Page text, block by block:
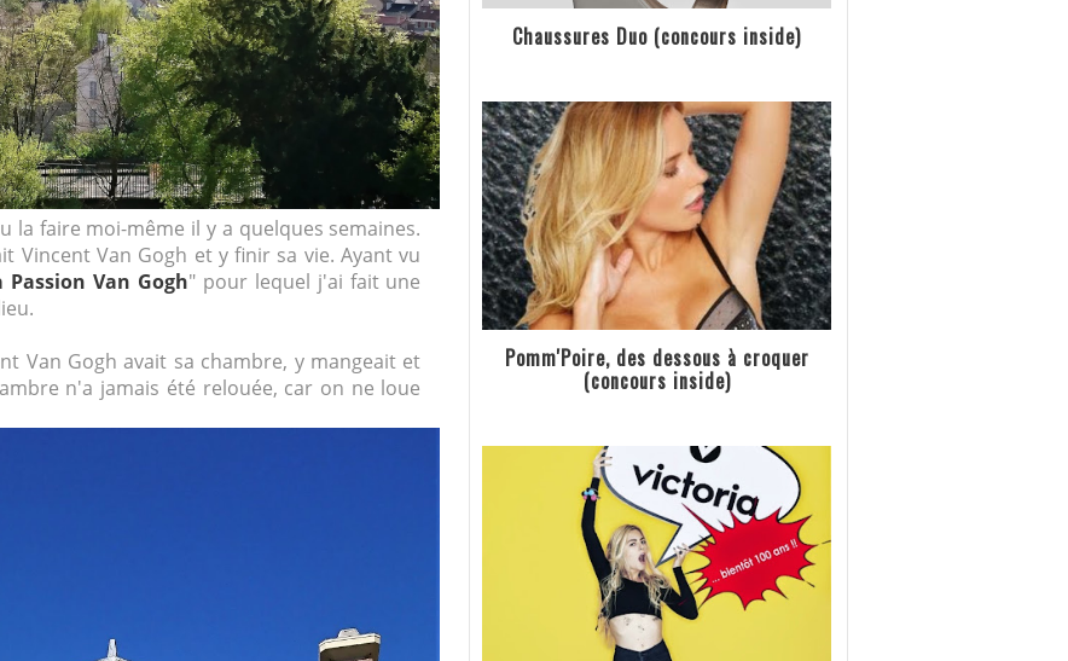
la faire moi-même il y a quelques semaines.
Vincent Van Gogh et y finir sa vie. Ayant vu
Passion Van Gogh" pour lequel j'ai fait une
Van Gogh avait sa chambre, y mangeait et
n'a jamais été relouée, car on ne loue
Chaussures Duo (concours inside)
Pomm'Poire, des dessous à croquer
(concours inside)